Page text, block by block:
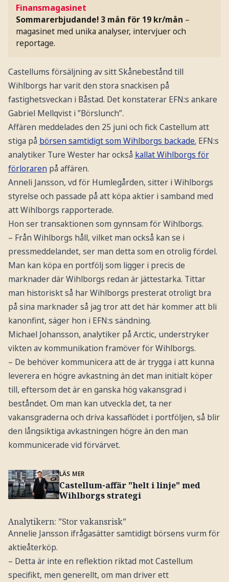
Finansmagasinet
Sommarerbjudande! 3 mån för 19 kr/mån –
magasinet med unika analyser, intervjuer och
reportage.
Castellums försäljning av sitt Skånebestånd till
Wihlborgs har varit den stora snackisen på
fastighetsveckan i Båstad. Det konstaterar EFN:s ankare
Gabriel Mellqvist i ”Börslunch”.
Affären meddelades den 25 juni och fick Castellum att
stiga på börsen samtidigt som Wihlborgs backade. EFN:s
analytiker Ture Wester har också kallat Wihlborgs för
förlorarenpå affären.
Anneli Jansson, vd för Humlegården, sitter i Wihlborgs
styrelse och passade på att köpa aktier i samband med
att Wihlborgs rapporterade.
Hon ser transaktionen som gynnsam för Wihlborgs.
– Från Wihlborgs håll, vilket man också kan se i
pressmeddelandet, ser man detta som en otrolig fördel.
Man kan köpa en portfölj som ligger i precis de
marknader där Wihlborgs redan är jättestarka. Tittar
man historiskt så har Wihlborgs presterat otroligt bra
på sina marknader så jag tror att det här kommer att bli
kanonfint, säger hon i EFN:s sändning.
Michael Johansson, analytiker på Arctic, understryker
vikten av kommunikation framöver för Wihlborgs.
– De behöver kommunicera att de är trygga i att kunna
leverera en högre avkastning än det man initialt köper
till, eftersom det är en ganska hög vakansgrad i
beståndet. Om man kan utveckla det, ta ner
vakansgraderna och driva kassaflödet i portföljen, så blir
den långsiktiga avkastningen högre än den man
kommunicerade vid förvärvet.
LÄS MER
Castellum-affär "helt i linje" med
Wihlborgs strategi
Analytikern: ”Stor vakansrisk”
Annelie Jansson ifrågasätter samtidigt börsens vurm för
aktieåterköp.
– Detta är inte en reflektion riktad mot Castellum
specifikt, men generellt, om man driver ett